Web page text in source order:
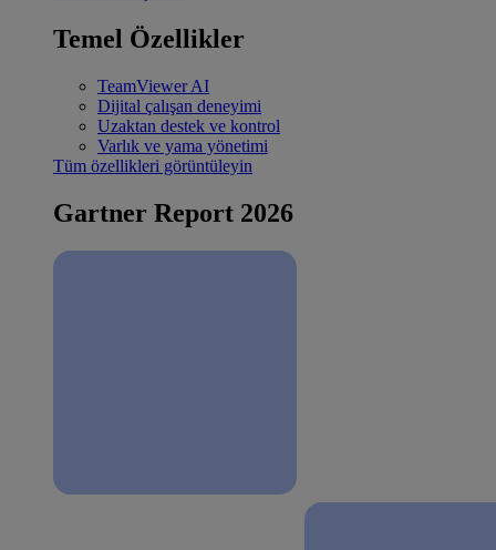
Temel Özellikler
TeamViewer AI
Dijital çalışan deneyimi
Uzaktan destek ve kontrol
Varlık ve yama yönetimi
Tüm özellikleri görüntüleyin
Gartner Report 2026